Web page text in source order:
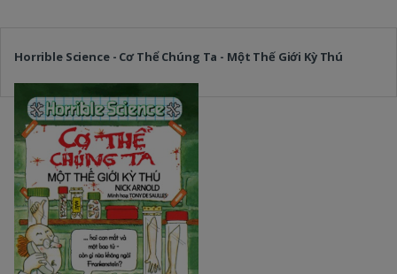
Horrible Science - Cơ Thể Chúng Ta - Một Thế Giới Kỳ Thú